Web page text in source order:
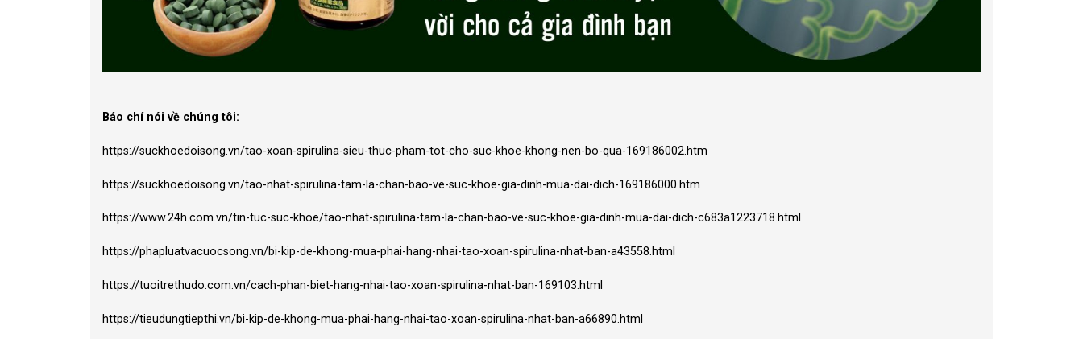
Báo chí nói về chúng tôi:
https://suckhoedoisong.vn/tao-xoan-spirulina-sieu-thuc-pham-tot-cho-suc-khoe-khong-nen-bo-qua-169186002.htm
https://suckhoedoisong.vn/tao-nhat-spirulina-tam-la-chan-bao-ve-suc-khoe-gia-dinh-mua-dai-dich-169186000.htm
https://www.24h.com.vn/tin-tuc-suc-khoe/tao-nhat-spirulina-tam-la-chan-bao-ve-suc-khoe-gia-dinh-mua-dai-dich-c683a1223718.html
https://phapluatvacuocsong.vn/bi-kip-de-khong-mua-phai-hang-nhai-tao-xoan-spirulina-nhat-ban-a43558.html
https://tuoitrethudo.com.vn/cach-phan-biet-hang-nhai-tao-xoan-spirulina-nhat-ban-169103.html
https://tieudungtiepthi.vn/bi-kip-de-khong-mua-phai-hang-nhai-tao-xoan-spirulina-nhat-ban-a66890.html